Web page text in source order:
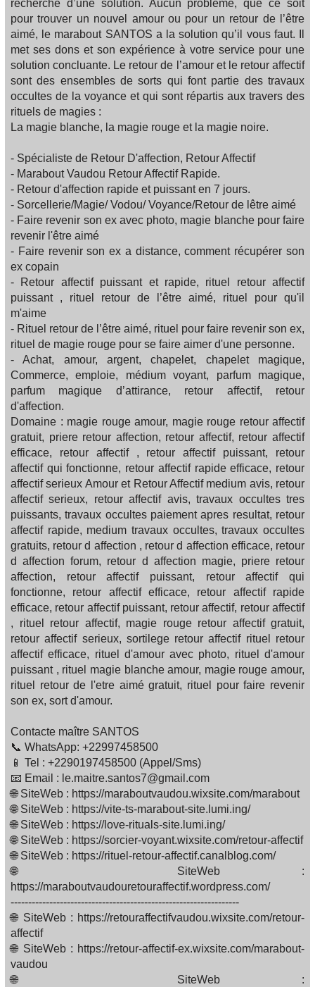
recherche d’une solution. Aucun problème, que ce soit
pour trouver un nouvel amour ou pour un retour de l’être
aimé, le marabout SANTOS a la solution qu’il vous faut. Il
met ses dons et son expérience à votre service pour une
solution concluante. Le retour de l’amour et le retour affectif
sont des ensembles de sorts qui font partie des travaux
occultes de la voyance et qui sont répartis aux travers des
rituels de magies :
La magie blanche, la magie rouge et la magie noire.
- Spécialiste de Retour D'affection, Retour Affectif
- Marabout Vaudou Retour Affectif Rapide.
- Retour d'affection rapide et puissant en 7 jours.
- Sorcellerie/Magie/ Vodou/ Voyance/Retour de lêtre aimé
- Faire revenir son ex avec photo, magie blanche pour faire
revenir l'être aimé
- Faire revenir son ex a distance, comment récupérer son
ex copain
- Retour affectif puissant et rapide, rituel retour affectif
puissant , rituel retour de l’être aimé, rituel pour qu'il
m'aime
- Rituel retour de l’être aimé, rituel pour faire revenir son ex,
rituel de magie rouge pour se faire aimer d'une personne.
- Achat, amour, argent, chapelet, chapelet magique,
Commerce, emploie, médium voyant, parfum magique,
parfum magique d’attirance, retour affectif, retour
d'affection.
Domaine : magie rouge amour, magie rouge retour affectif
gratuit, priere retour affection, retour affectif, retour affectif
efficace, retour affectif , retour affectif puissant, retour
affectif qui fonctionne, retour affectif rapide efficace, retour
affectif serieux Amour et Retour Affectif medium avis, retour
affectif serieux, retour affectif avis, travaux occultes tres
puissants, travaux occultes paiement apres resultat, retour
affectif rapide, medium travaux occultes, travaux occultes
gratuits, retour d affection , retour d affection efficace, retour
d affection forum, retour d affection magie, priere retour
affection, retour affectif puissant, retour affectif qui
fonctionne, retour affectif efficace, retour affectif rapide
efficace, retour affectif puissant, retour affectif, retour affectif
, rituel retour affectif, magie rouge retour affectif gratuit,
retour affectif serieux, sortilege retour affectif rituel retour
affectif efficace, rituel d'amour avec photo, rituel d'amour
puissant , rituel magie blanche amour, magie rouge amour,
rituel retour de l'etre aimé gratuit, rituel pour faire revenir
son ex, sort d'amour.
Contacte maître SANTOS
📞 WhatsApp: +22997458500
📱 Tel : +2290197458500 (Appel/Sms)
📧 Email : le.maitre.santos7@gmail.com
🌐 SiteWeb : https://maraboutvaudou.wixsite.com/marabout
🌐 SiteWeb : https://vite-ts-marabout-site.lumi.ing/
🌐 SiteWeb : https://love-rituals-site.lumi.ing/
🌐 SiteWeb : https://sorcier-voyant.wixsite.com/retour-affectif
🌐 SiteWeb : https://rituel-retour-affectif.canalblog.com/
🌐 SiteWeb :
https://maraboutvaudouretouraffectif.wordpress.com/
-----------------------------------------------------------------
🌐 SiteWeb : https://retouraffectifvaudou.wixsite.com/retour-
affectif
🌐 SiteWeb : https://retour-affectif-ex.wixsite.com/marabout-
vaudou
🌐 SiteWeb :